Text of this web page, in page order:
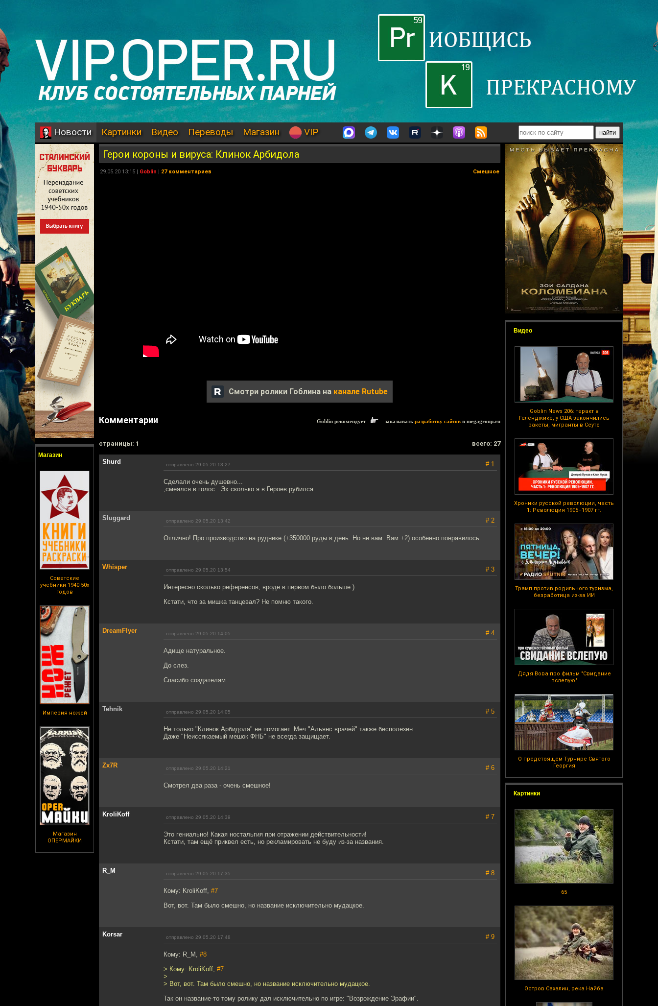
Новости Картинки Видео Переводы Магазин VIP
Магазин
Советские
учебники 1940-50х
годов
Империя ножей
Магазин
ОПЕРМАЙКИ
Видео
Goblin News 206: теракт в
Геленджике, у США закончились
ракеты, мигранты в Сеуте
Хроники русской революции, часть
1: Революция 1905–1907 гг.
Трамп против родильного туризма,
безработица из-за ИИ
Дядя Вова про фильм "Свидание
вслепую"
О предстоящем Турнире Святого
Георгия
Картинки
65
Остров Сахалин, река Найба
Герои короны и вируса: Клинок Арбидола
29.05.20 13:15 | Goblin | 27 комментариев Смешное
Смотри ролики Гоблина на канале Rutube
Комментарии Goblin рекомендует заказывать разработку сайтов в megagroup.ru
cтраницы: 1 всего: 27
Shurd отправлено 29.05.20 13:27 # 1
Сделали очень душевно...
,смеялся в голос...Эх сколько я в Героев рубился..
Sluggard отправлено 29.05.20 13:42 # 2
Отлично! Про производство на руднике (+350000 руды в день. Но не вам. Вам +2) особенно понравилось.
Whisper отправлено 29.05.20 13:54 # 3
Интересно сколько референсов, вроде в первом было больше )
Кстати, что за мишка танцевал? Не помню такого.
DreamFlyer отправлено 29.05.20 14:05 # 4
Адище натуральное.
До слез.
Спасибо создателям.
Tehnik отправлено 29.05.20 14:05 # 5
Не только "Клинок Арбидола" не помогает. Меч "Альянс врачей" также бесполезен.
Даже "Неиссякаемый мешок ФНБ" не всегда защищает.
Zx7R отправлено 29.05.20 14:21 # 6
Смотрел два раза - очень смешное!
KroliKoff отправлено 29.05.20 14:39 # 7
Это гениально! Какая ностальгия при отражении действительности!
Кстати, там ещё приквел есть, но рекламировать не буду из-за названия.
R_M отправлено 29.05.20 17:35 # 8
Кому: KroliKoff, #7
Вот, вот. Там было смешно, но название исключительно мудацкое.
Korsar отправлено 29.05.20 17:48 # 9
Кому: R_M, #8
> Кому: KroliKoff, #7
>
> Вот, вот. Там было смешно, но название исключительно мудацкое.
Так он название-то тому ролику дал исключительно по игре: "Возрождение Эрафии".